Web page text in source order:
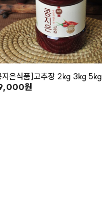
지은식품]고추장 2kg 3kg 5kg
원